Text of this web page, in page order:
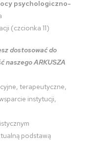
psychologiczno-
(czcionka 11)
dostosować do
naszego ARKUSZA
terapeutyczne,
instytucji,
podstawą